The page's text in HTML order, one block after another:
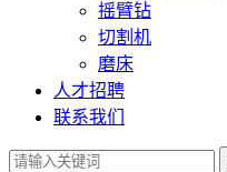
摇臂钻
切割机
磨床
人才招聘
联系我们